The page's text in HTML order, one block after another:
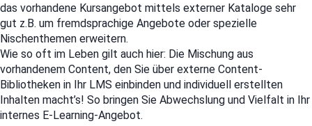
das vorhandene Kursangebot mittels externer Kataloge sehr
gut z.B. um fremdsprachige Angebote oder spezielle
Nischenthemen erweitern.
Wie so oft im Leben gilt auch hier: Die Mischung aus
vorhandenem Content, den Sie über externe Content-
Bibliotheken in Ihr LMS einbinden und individuell erstellten
Inhalten macht’s! So bringen Sie Abwechslung und Vielfalt in Ihr
internes E-Learning-Angebot.